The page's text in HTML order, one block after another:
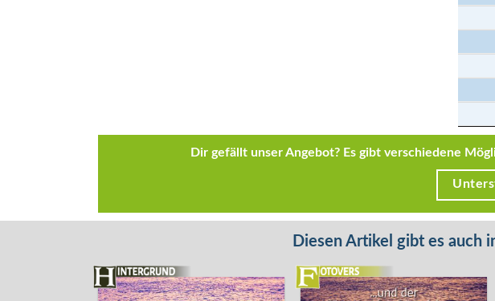
Dir gefällt unser Angebot? Es gibt verschiedene
Diesen Artikel gibt es auch